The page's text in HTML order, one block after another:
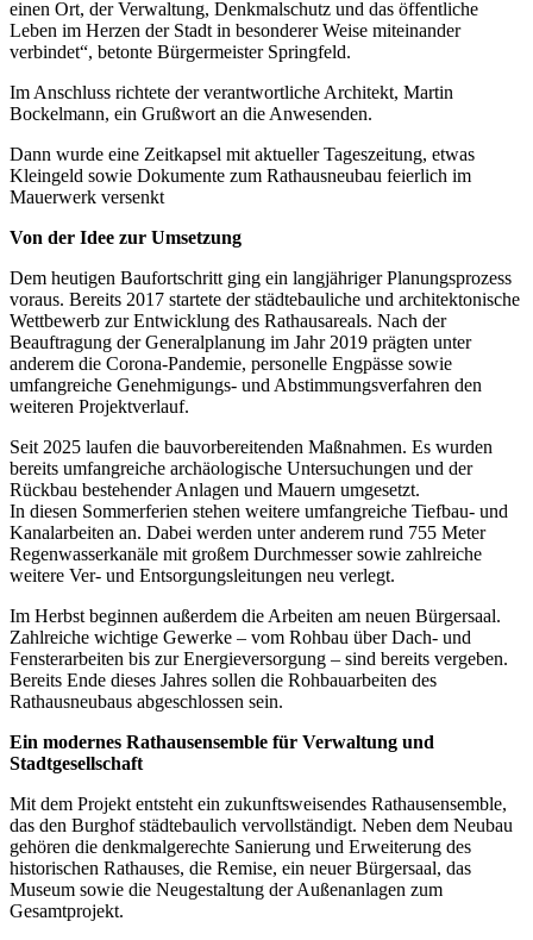
einen Ort, der Verwaltung, Denkmalschutz und das öffentliche
Leben im Herzen der Stadt in besonderer Weise miteinander
verbindet“, betonte Bürgermeister Springfeld.
Im Anschluss richtete der verantwortliche Architekt, Martin
Bockelmann, ein Grußwort an die Anwesenden.
Dann wurde eine Zeitkapsel mit aktueller Tageszeitung, etwas
Kleingeld sowie Dokumente zum Rathausneubau feierlich im
Mauerwerk versenkt
Von der Idee zur Umsetzung
Dem heutigen Baufortschritt ging ein langjähriger Planungsprozess
voraus. Bereits 2017 startete der städtebauliche und architektonische
Wettbewerb zur Entwicklung des Rathausareals. Nach der
Beauftragung der Generalplanung im Jahr 2019 prägten unter
anderem die Corona-Pandemie, personelle Engpässe sowie
umfangreiche Genehmigungs- und Abstimmungsverfahren den
weiteren Projektverlauf.
Seit 2025 laufen die bauvorbereitenden Maßnahmen. Es wurden
bereits umfangreiche archäologische Untersuchungen und der
Rückbau bestehender Anlagen und Mauern umgesetzt.
In diesen Sommerferien stehen weitere umfangreiche Tiefbau- und
Kanalarbeiten an. Dabei werden unter anderem rund 755 Meter
Regenwasserkanäle mit großem Durchmesser sowie zahlreiche
weitere Ver- und Entsorgungsleitungen neu verlegt.
Im Herbst beginnen außerdem die Arbeiten am neuen Bürgersaal.
Zahlreiche wichtige Gewerke – vom Rohbau über Dach- und
Fensterarbeiten bis zur Energieversorgung – sind bereits vergeben.
Bereits Ende dieses Jahres sollen die Rohbauarbeiten des
Rathausneubaus abgeschlossen sein.
Ein modernes Rathausensemble für Verwaltung und
Stadtgesellschaft
Mit dem Projekt entsteht ein zukunftsweisendes Rathausensemble,
das den Burghof städtebaulich vervollständigt. Neben dem Neubau
gehören die denkmalgerechte Sanierung und Erweiterung des
historischen Rathauses, die Remise, ein neuer Bürgersaal, das
Museum sowie die Neugestaltung der Außenanlagen zum
Gesamtprojekt.